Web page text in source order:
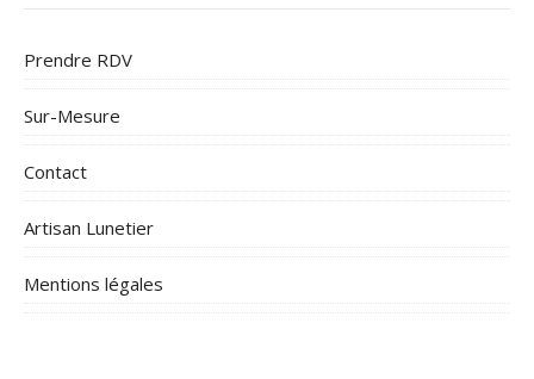
Prendre RDV
Sur-Mesure
Contact
Artisan Lunetier
Mentions légales